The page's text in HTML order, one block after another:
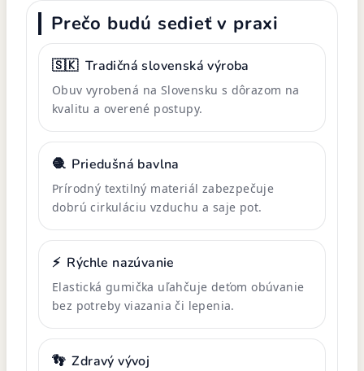
Prečo budú sedieť v praxi
🇸🇰 Tradičná slovenská výroba
Obuv vyrobená na Slovensku s dôrazom na
kvalitu a overené postupy.
🧶 Priedušná bavlna
Prírodný textilný materiál zabezpečuje
dobrú cirkuláciu vzduchu a saje pot.
⚡ Rýchle nazúvanie
Elastická gumička uľahčuje deťom obúvanie
bez potreby viazania či lepenia.
👣 Zdravý vývoj